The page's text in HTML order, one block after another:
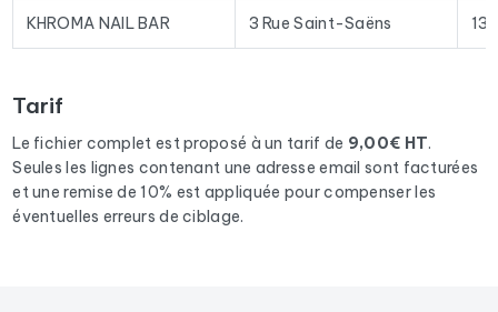
KHROMA NAIL BAR 3 Rue Saint-Saëns
Tarif
Le fichier complet est proposé à un tarif de 9,00€ HT.
Seules les lignes contenant une adresse email sont facturées
et une remise de 10% est appliquée pour compenser les
éventuelles erreurs de ciblage.